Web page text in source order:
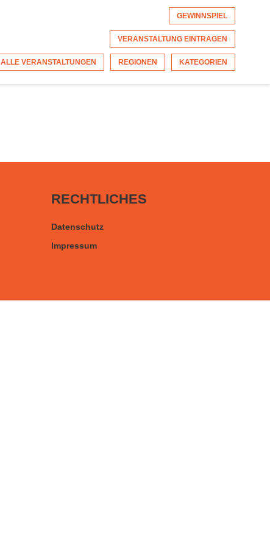
GEWINNSPIEL
VERANSTALTUNG EINTRAGEN
ALLE VERANSTALTUNGEN REGIONEN KATEGORIEN
RECHTLICHES
Datenschutz
Impressum